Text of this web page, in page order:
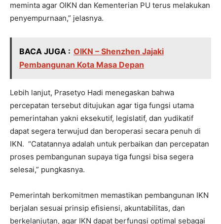
meminta agar OIKN dan Kementerian PU terus melakukan
penyempurnaan,” jelasnya.
BACA JUGA : OIKN – Shenzhen Jajaki
Pembangunan Kota Masa Depan
Lebih lanjut, Prasetyo Hadi menegaskan bahwa
percepatan tersebut ditujukan agar tiga fungsi utama
pemerintahan yakni eksekutif, legislatif, dan yudikatif
dapat segera terwujud dan beroperasi secara penuh di
IKN. “Catatannya adalah untuk perbaikan dan percepatan
proses pembangunan supaya tiga fungsi bisa segera
selesai,” pungkasnya.
Pemerintah berkomitmen memastikan pembangunan IKN
berjalan sesuai prinsip efisiensi, akuntabilitas, dan
berkelanjutan, agar IKN dapat berfungsi optimal sebagai